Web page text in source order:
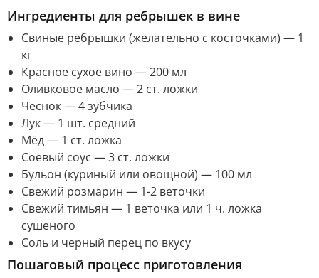
Ингредиенты для ребрышек в вине
Свиные ребрышки (желательно с косточками) — 1
кг
Красное сухое вино — 200 мл
Оливковое масло — 2 ст. ложки
Чеснок — 4 зубчика
Лук — 1 шт. средний
Мёд — 1 ст. ложка
Соевый соус — 3 ст. ложки
Бульон (куриный или овощной) — 100 мл
Свежий розмарин — 1-2 веточки
Свежий тимьян — 1 веточка или 1 ч. ложка
сушеного
Соль и черный перец по вкусу
Пошаговый процесс приготовления